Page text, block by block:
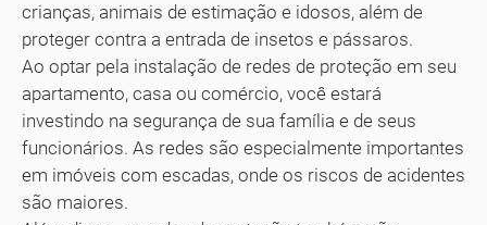
crianças, animais de estimação e idosos, além de
proteger contra a entrada de insetos e pássaros.
Ao optar pela instalação de redes de proteção em seu
apartamento, casa ou comércio, você estará
investindo na segurança de sua família e de seus
funcionários. As redes são especialmente importantes
em imóveis com escadas, onde os riscos de acidentes
são maiores.